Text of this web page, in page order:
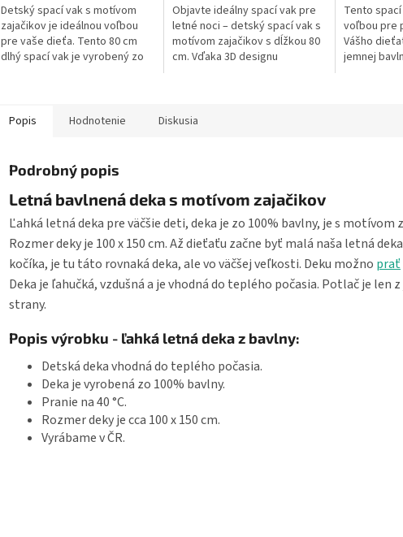
Detský spací vak s motívom
zajačikov je ideálnou voľbou
pre vaše dieťa. Tento 80 cm
dlhý spací vak je vyrobený zo
Objavte ideálny spací vak pre
letné noci – detský spací vak s
motívom zajačikov s dĺžkou 80
cm. Vďaka 3D designu
Tento
voľbou pre
Vášho
jemnej
Popis Hodnotenie Diskusia
Podrobný popis
Letná bavlnená deka s motívom zajačikov
Ľahká letná deka pre väčšie deti, deka je zo 100% bavlny, je s motívom
Rozmer deky je 100 x 150 cm. Až dieťaťu začne byť malá naša letná
kočíka, je tu táto rovnaká deka, ale vo väčšej veľkosti. Deku možno prať
Deka je ľahučká, vzdušná a je vhodná do teplého počasia. Potlač je len
strany.
Popis výrobku - ľahká letná deka z bavlny:
Detská deka vhodná do teplého počasia.
Deka je vyrobená zo 100% bavlny.
Pranie na 40 °C.
Rozmer deky je cca 100 x 150 cm.
Vyrábame v ČR.